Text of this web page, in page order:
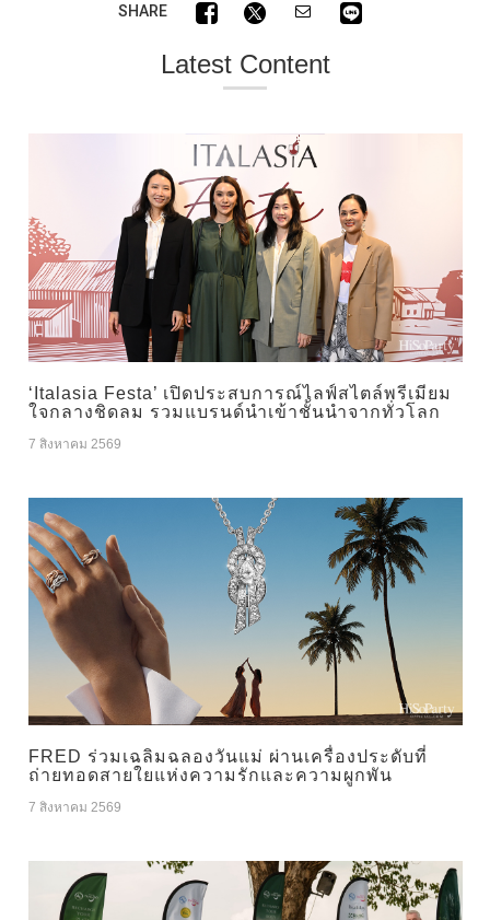
SHARE
Latest Content
‘Italasia Festa’ เปิดประสบการณ์ไลฟ์สไตล์พรีเมียม
ใจกลางชิดลม รวมแบรนด์นำเข้าชั้นนำจากทั่วโลก
7 สิงหาคม 2569
FRED ร่วมเฉลิมฉลองวันแม่ ผ่านเครื่องประดับที่
ถ่ายทอดสายใยแห่งความรักและความผูกพัน
7 สิงหาคม 2569